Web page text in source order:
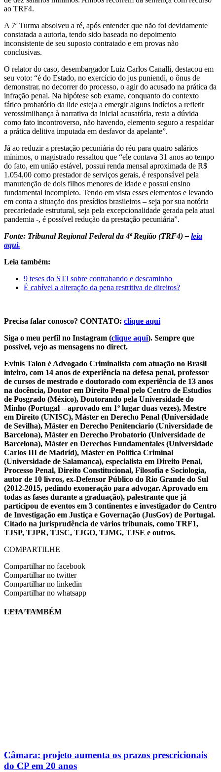
ao TRF4.
A 7ª Turma absolveu a ré, após entender que não foi devidamente
constatada a autoria, tendo sido baseada no depoimento
inconsistente de seu suposto contratado e em provas não
conclusivas.
O relator do caso, desembargador Luiz Carlos Canalli, destacou em
seu voto: “é do Estado, no exercício do jus puniendi, o ônus de
demonstrar, no decorrer do processo, o agir do acusado na prática da
infração penal. Na hipótese sob exame, conquanto do contexto
fático probatório da lide esteja a emergir alguns indícios a refletir
verossimilhança à narrativa da inicial acusatória, resta a dúvida
como fato incontroverso, não havendo, elemento seguro a respaldar
a prática delitiva imputada em desfavor da apelante”.
Já ao reduzir a prestação pecuniária do réu para quatro salários
mínimos, o magistrado ressaltou que “ele contava 31 anos ao tempo
do fato, em união estável, possui renda mensal aproximada de R$
1.054,00 como prestador de serviços gerais, é responsável pela
manutenção de dois filhos menores de idade e possui ensino
fundamental incompleto. Tendo em vista esses elementos e levando
em conta a situação dos presídios brasileiros – seja por sua notória
precariedade estrutural, seja pela excepcionalidade gerada pela atual
pandemia -, é possível redução da prestação pecuniária”.
Fonte: Tribunal Regional Federal da 4ª Região (TRF4) – leia
aqui.
Leia também:
9 teses do STJ sobre contrabando e descaminho
É cabível a alteração da pena restritiva de direitos?
Precisa falar conosco? CONTATO: clique aqui
Siga o meu perfil no Instagram (clique aqui). Sempre que
possível, vejo as mensagens no direct.
Evinis Talon é Advogado Criminalista com atuação no Brasil
inteiro, com 14 anos de experiência na defesa penal, professor
de cursos de mestrado e doutorado com experiência de 13 anos
na docência, Doutor em Direito Penal pelo Centro de Estudios
de Posgrado (México), Doutorando pela Universidade do
Minho (Portugal – aprovado em 1º lugar duas vezes), Mestre
em Direito (UNISC), Máster en Derecho Penal (Universidade
de Sevilha), Máster en Derecho Penitenciario (Universidade de
Barcelona), Máster en Derecho Probatorio (Universidade de
Barcelona), Máster en Derechos Fundamentales (Universidade
Carlos III de Madrid), Máster en Política Criminal
(Universidade de Salamanca), especialista em Direito Penal,
Processo Penal, Direito Constitucional, Filosofia e Sociologia,
autor de 10 livros, ex-Defensor Público do Rio Grande do Sul
(2012-2015, pedindo exoneração para advogar. Aprovado em
todas as fases durante a graduação), palestrante que já
participou de eventos em 3 continentes e investigador do Centro
de Investigação em Justiça e Governação (JusGov) de Portugal.
Citado na jurisprudência de vários tribunais, como TRF1,
TJSP, TJPR, TJSC, TJGO, TJMG, TJSE e outros.
COMPARTILHE
Compartilhar no facebook
Compartilhar no twitter
Compartilhar no linkedin
Compartilhar no whatsapp
EVINIS TALON
LEIA TAMBÉM
Câmara: projeto aumenta os prazos prescricionais
do CP em 20 anos